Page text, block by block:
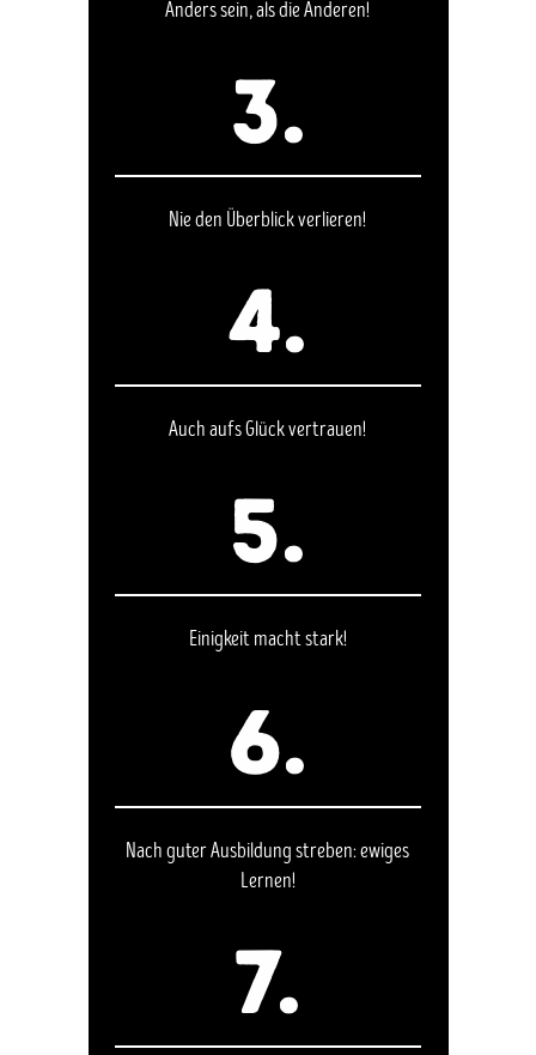
Anders sein, als die Anderen!
3.
Nie den Überblick verlieren!
4.
Auch aufs Glück vertrauen!
5.
Einigkeit macht stark!
6.
Nach guter Ausbildung streben: ewiges
Lernen!
7.